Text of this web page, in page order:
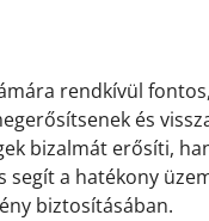
rendkívül
és
bizalmát erősíti,
segít a hatékony
biztosításában.